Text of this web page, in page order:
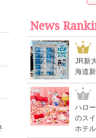
News
1
JR新
海道
2
ハロ
のス
ホテ